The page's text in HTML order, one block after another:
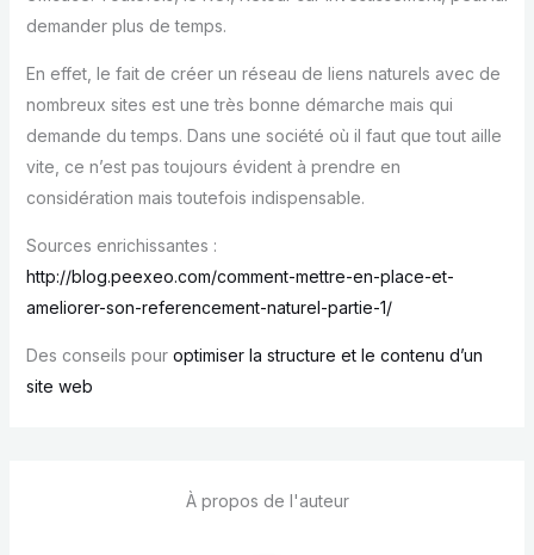
demander plus de temps.
En effet, le fait de créer un réseau de liens naturels avec de
nombreux sites est une très bonne démarche mais qui
demande du temps. Dans une société où il faut que tout aille
vite, ce n’est pas toujours évident à prendre en
considération mais toutefois indispensable.
Sources enrichissantes :
http://blog.peexeo.com/comment-mettre-en-place-et-
ameliorer-son-referencement-naturel-partie-1/
Des conseils pour optimiser la structure et le contenu d’un
site web
À propos de l'auteur